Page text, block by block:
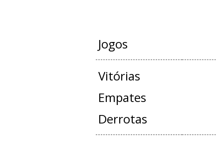
Jogos
Vitórias
Empates
Derrotas